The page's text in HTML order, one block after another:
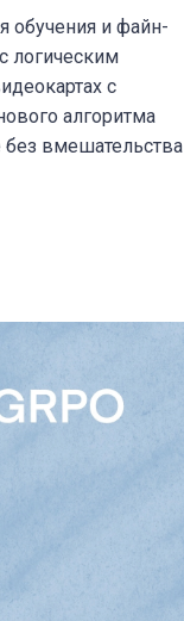
обучения и файн-
логическим
с
алгоритма
вмешательства